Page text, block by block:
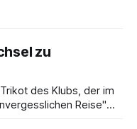
zu
des Klubs, der im
Reise"